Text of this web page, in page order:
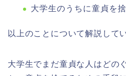
大学生のうちに童貞を
以上のことについて解説して
大学生でまだ童貞な人はどの